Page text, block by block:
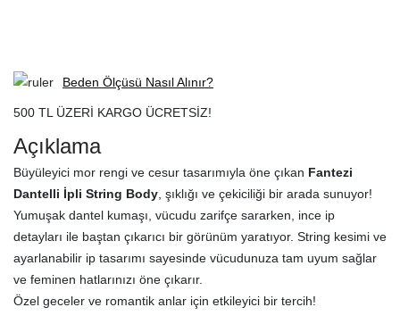
Beden Ölçüsü Nasıl Alınır?
500 TL ÜZERİ KARGO ÜCRETSİZ!
Açıklama
Büyüleyici mor rengi ve cesur tasarımıyla öne çıkan Fantezi
Dantelli İpli String Body , şıklığı ve çekiciliği bir arada sunuyor!
Yumuşak dantel kumaşı, vücudu zarifçe sararken, ince ip
detayları ile baştan çıkarıcı bir görünüm yaratıyor. String kesimi ve
ayarlanabilir ip tasarımı sayesinde vücudunuza tam uyum sağlar
ve feminen hatlarınızı öne çıkarır.
Özel geceler ve romantik anlar için etkileyici bir tercih!